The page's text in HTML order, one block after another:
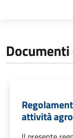
attività